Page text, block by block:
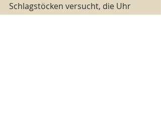
Schlagstöcken versucht, die Uhr
anzuhalten, die Zeit einzufrieren. Wie